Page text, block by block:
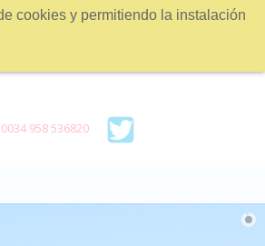
cookies y permitiendo la instalación
958 536820